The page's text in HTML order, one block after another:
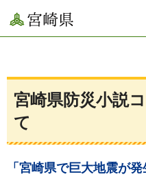
宮崎県
宮崎県防災小説
て
「宮崎県で巨大地震が